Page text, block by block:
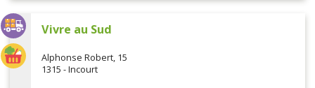
Vivre au Sud
Alphonse Robert, 15
1315 - Incourt